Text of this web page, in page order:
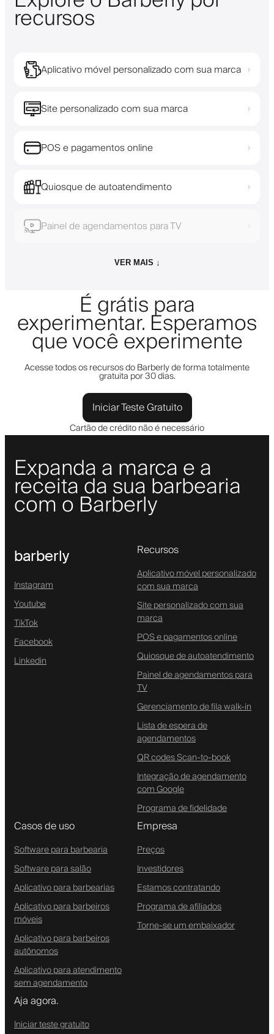
recursos
Aplicativo móvel personalizado com sua marca ›
Site personalizado com sua marca ›
POS e pagamentos online ›
Quiosque de autoatendimento ›
Painel de agendamentos para TV ›
VER MAIS ↓
É grátis para
experimentar. Esperamos
que você experimente
Acesse todos os recursos do Barberly de forma totalmente
gratuita por 30 dias.
Iniciar Teste Gratuito
Cartão de crédito não é necessário
Expanda a marca e a
receita da sua barbearia
com o Barberly
barberly
Instagram
Youtube
TikTok
Facebook
Linkedin
Recursos
Aplicativo móvel personalizado
com sua marca
Site personalizado com sua
marca
POS e pagamentos online
Quiosque de autoatendimento
Painel de agendamentos para
TV
Gerenciamento de fila walk-in
Lista de espera de
agendamentos
QR codes Scan-to-book
Integração de agendamento
com Google
Programa de fidelidade
Casos de uso
Software para barbearia
Software para salão
Aplicativo para barbearias
Aplicativo para barbeiros
móveis
Aplicativo para barbeiros
autônomos
Aplicativo para atendimento
sem agendamento
Empresa
Preços
Investidores
Estamos contratando
Programa de afiliados
Torne-se um embaixador
Aja agora.
Iniciar teste gratuito